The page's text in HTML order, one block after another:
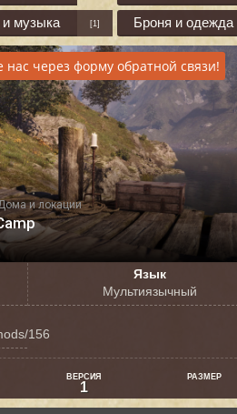
и музыка [1] Броня и одежда
и локации
нас через форму обратной связи!
Язык
Мультиязычный
156
ВЕРСИЯ
1
РАЗМЕР